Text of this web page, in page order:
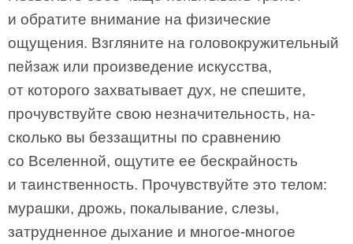
и обратите внимание на физические
ощущения. Взгляните на головокружительный
пейзаж или произведение искусства,
от которого захватывает дух, не спешите,
прочувствуйте свою незначительность, на-
сколько вы беззащитны по сравнению
со Вселенной, ощутите ее бескрайность
и таинственность. Прочувствуйте это телом:
мурашки, дрожь, покалывание, слезы,
затрудненное дыхание и многое-многое